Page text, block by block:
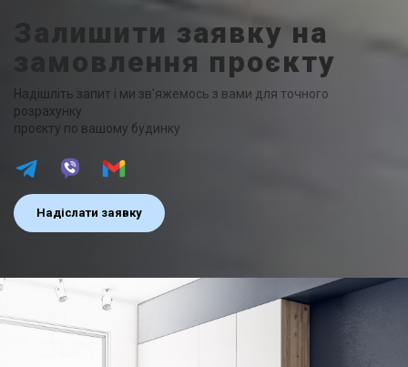
Залишити заявку на
замовлення проєкту
Надішліть запит і ми зв'яжемось з вами для точного
розрахунку
проєкту по вашому будинку
Надіслати заявку